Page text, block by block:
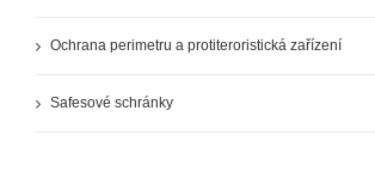
Ochrana perimetru a protiteroristická zařízení
Safesové schránky